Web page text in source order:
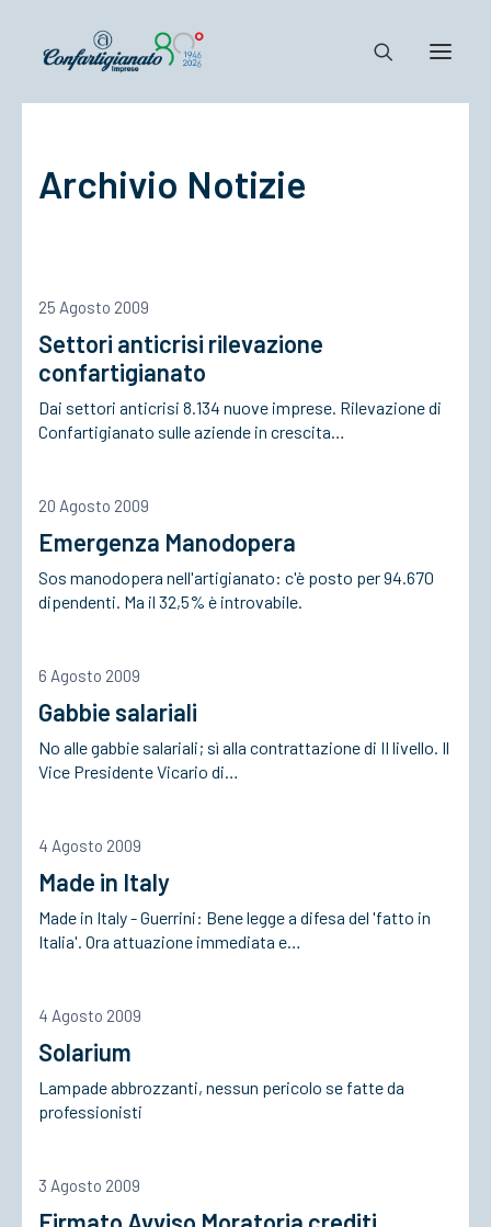
Confartigianato
Cosa Facciamo
Associarsi
ACCEDI
Archivio Notizie
25 Agosto 2009
Settori anticrisi rilevazione
confartigianato
Dai settori anticrisi 8.134 nuove imprese. Rilevazione di
Confartigianato sulle aziende in crescita…
20 Agosto 2009
Emergenza Manodopera
Sos manodopera nell'artigianato: c'è posto per 94.670
dipendenti. Ma il 32,5% è introvabile.
6 Agosto 2009
Gabbie salariali
No alle gabbie salariali; sì alla contrattazione di II livello. Il
Vice Presidente Vicario di…
4 Agosto 2009
Made in Italy
Made in Italy - Guerrini: Bene legge a difesa del 'fatto in
Italia'. Ora attuazione immediata e…
4 Agosto 2009
Solarium
Lampade abbrozzanti, nessun pericolo se fatte da
professionisti
3 Agosto 2009